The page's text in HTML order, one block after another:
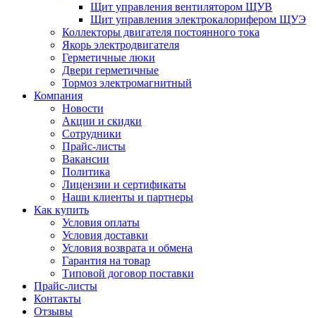
Щит управления вентилятором ЩУВ
Щит управления электрокалорифером ЩУЭ
Коллекторы двигателя постоянного тока
Якорь электродвигателя
Герметичные люки
Двери герметичные
Тормоз электромагнитный
Компания
Новости
Акции и скидки
Сотрудники
Прайс-листы
Вакансии
Политика
Лицензии и сертификаты
Наши клиенты и партнеры
Как купить
Условия оплаты
Условия доставки
Условия возврата и обмена
Гарантия на товар
Типовой договор поставки
Прайс-листы
Контакты
Отзывы